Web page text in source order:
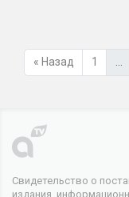
« Назад 1 …
Свидетельство о
издания,